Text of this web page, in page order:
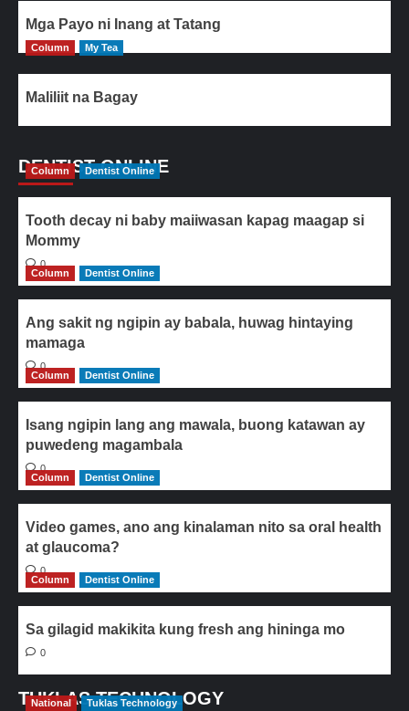
Mga Payo ni Inang at Tatang
Column My Tea
Maliliit na Bagay
DENTIST ONLINE
Column Dentist Online
Tooth decay ni baby maiiwasan kapag maagap si
Mommy
0
Column
Dentist Online
Ang sakit ng ngipin ay babala, huwag hintaying
mamaga
0
Column
Dentist Online
Isang ngipin lang ang mawala, buong katawan ay
puwedeng magambala
0
Column
Dentist Online
Video games, ano ang kinalaman nito sa oral health
at glaucoma?
0
Column
Dentist Online
Sa gilagid makikita kung fresh ang hininga mo
0
TUKLAS TECHNOLOGY
National Tuklas Technology